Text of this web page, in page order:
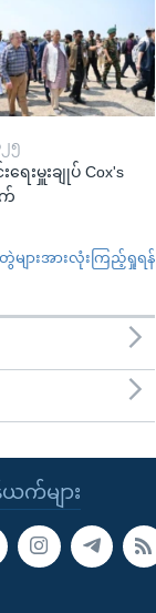
၅
းမှူးချုပ် Cox's
က်
ျားအားလုံးကြည့်ရှုရန်
များ